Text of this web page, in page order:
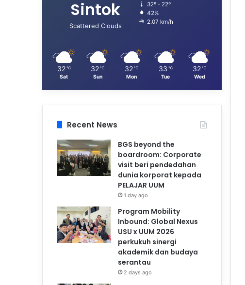
Sintok
Scattered Clouds
32º - 22º
42%
2.07 km/h
32 ℃
Sat
32 ℃
Sun
32 ℃
Mon
33 ℃
Tue
32 ℃
Wed
Recent News
BGS beyond the
boardroom: Corporate
visit beri pendedahan
dunia korporat kepada
PELAJAR UUM
1 day ago
Program Mobility
Inbound: Global Nexus
USU x UUM 2026
perkukuh sinergi
akademik dan budaya
serantau
2 days ago